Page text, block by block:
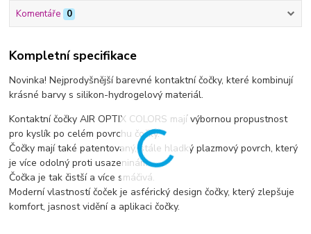
Komentáře 0
Kompletní specifikace
Novinka! Nejprodyšnější barevné kontaktní čočky, které kombinují
krásné barvy s silikon-hydrogelový materiál.
Kontaktní čočky AIR OPTIX COLORS mají výbornou propustnost
pro kyslík po celém povrchu čočky.
Čočky mají také patentovaný, stále hladký plazmový povrch, který
je více odolný proti usazeninám.
Čočka je tak čistší a více smáčivá.
Moderní vlastností čoček je asférický design čočky, který zlepšuje
komfort, jasnost vidění a aplikaci čočky.